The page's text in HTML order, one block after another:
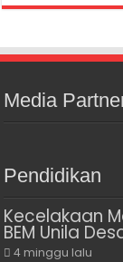
Media
Pendidikan
Kecelakaan
BEM Unila
4 minggu lalu